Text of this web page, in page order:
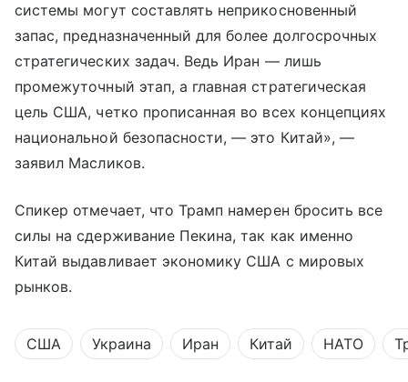
системы могут составлять неприкосновенный
запас, предназначенный для более долгосрочных
стратегических задач. Ведь Иран — лишь
промежуточный этап, а главная стратегическая
цель США, четко прописанная во всех концепциях
национальной безопасности, — это Китай», —
заявил Масликов.
Спикер отмечает, что Трамп намерен бросить все
силы на сдерживание Пекина, так как именно
Китай выдавливает экономику США с мировых
рынков.
США Украина Иран Китай НАТО